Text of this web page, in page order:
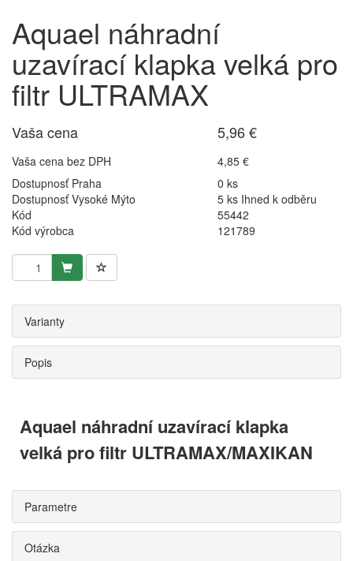
Aquael náhradní
uzavírací klapka velká pro
filtr ULTRAMAX
Vaša cena 5,96 €
Vaša cena bez DPH
4,85 €
Dostupnosť Praha
0 ks
Dostupnosť Vysoké Mýto
5 ks Ihned k odběru
Kód
55442
Kód výrobca
121789
Varianty
Popis
Aquael náhradní uzavírací klapka
velká pro filtr ULTRAMAX/MAXIKAN
Parametre
Otázka